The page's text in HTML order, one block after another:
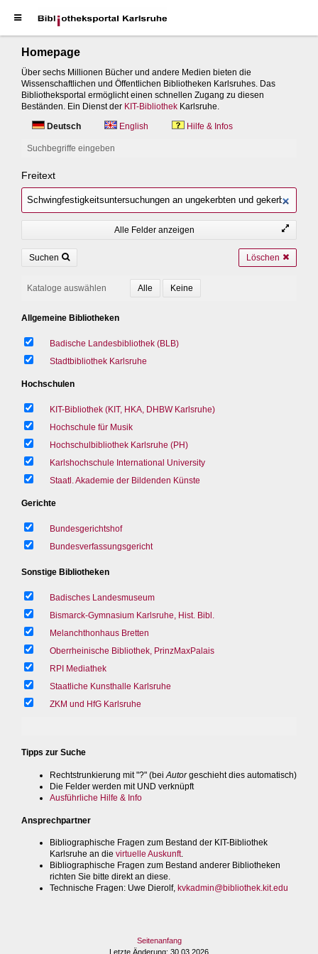
Homepage
Über sechs Millionen Bücher und andere Medien bieten die
Wissenschaftlichen und Öffentlichen Bibliotheken Karlsruhes. Das
Bibliotheksportal ermöglicht einen schnellen Zugang zu diesen
Beständen. Ein Dienst der KIT-Bibliothek Karlsruhe.
Deutsch
English Hilfe & Infos
Suchbegriffe eingeben
Freitext
Alle Felder anzeigen
Suchen Löschen
Kataloge auswählen
Allgemeine Bibliotheken
Badische Landesbibliothek (BLB)
Stadtbibliothek Karlsruhe
Hochschulen
KIT-Bibliothek (KIT, HKA, DHBW Karlsruhe)
Hochschule für Musik
Hochschulbibliothek Karlsruhe (PH)
Karlshochschule International University
Staatl. Akademie der Bildenden Künste
Gerichte
Bundesgerichtshof
Bundesverfassungsgericht
Sonstige Bibliotheken
Badisches Landesmuseum
Bismarck-Gymnasium Karlsruhe, Hist. Bibl.
Melanchthonhaus Bretten
Oberrheinische Bibliothek, PrinzMaxPalais
RPI Mediathek
Staatliche Kunsthalle Karlsruhe
ZKM und HfG Karlsruhe
Tipps zur Suche
Rechtstrunkierung mit "?" (bei Autorgeschieht dies automatisch)
Die Felder werden mit UND verknüpft
Ausführliche Hilfe & Info
Ansprechpartner
Bibliographische Fragen zum Bestand der KIT-Bibliothek
Karlsruhe an die virtuelle Auskunft.
Bibliographische Fragen zum Bestand anderer Bibliotheken
richten Sie bitte direkt an diese.
Technische Fragen: Uwe Dierolf, kvkadmin@bibliothek.kit.edu
Seitenanfang
Letzte Änderung: 30.03.2026